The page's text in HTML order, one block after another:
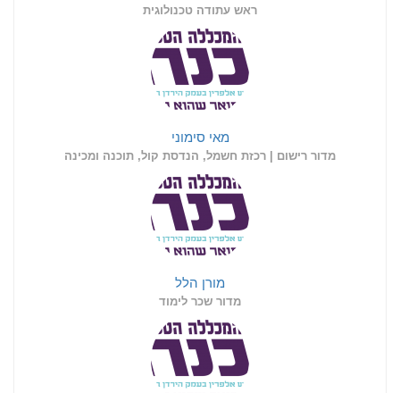
ראש עתודה טכנולוגית
מאי סימוני
מדור רישום | רכזת חשמל, הנדסת קול, תוכנה ומכינה
מורן הלל
מדור שכר לימוד